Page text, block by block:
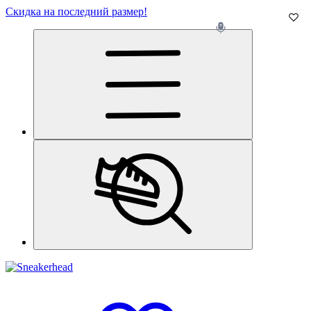
Скидка на последний размер!